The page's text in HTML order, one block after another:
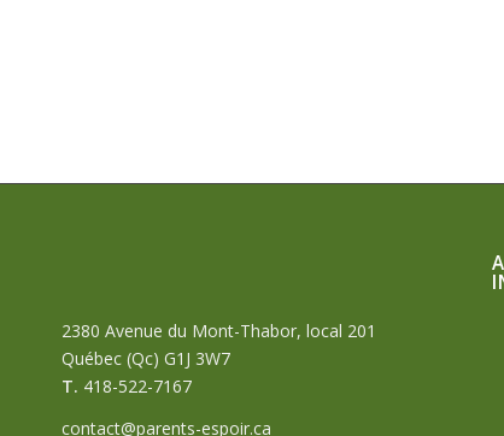
2380 Avenue du Mont-Thabor, local 201
Québec (Qc) G1J 3W7
T. 418-522-7167
contact@parents-espoir.ca